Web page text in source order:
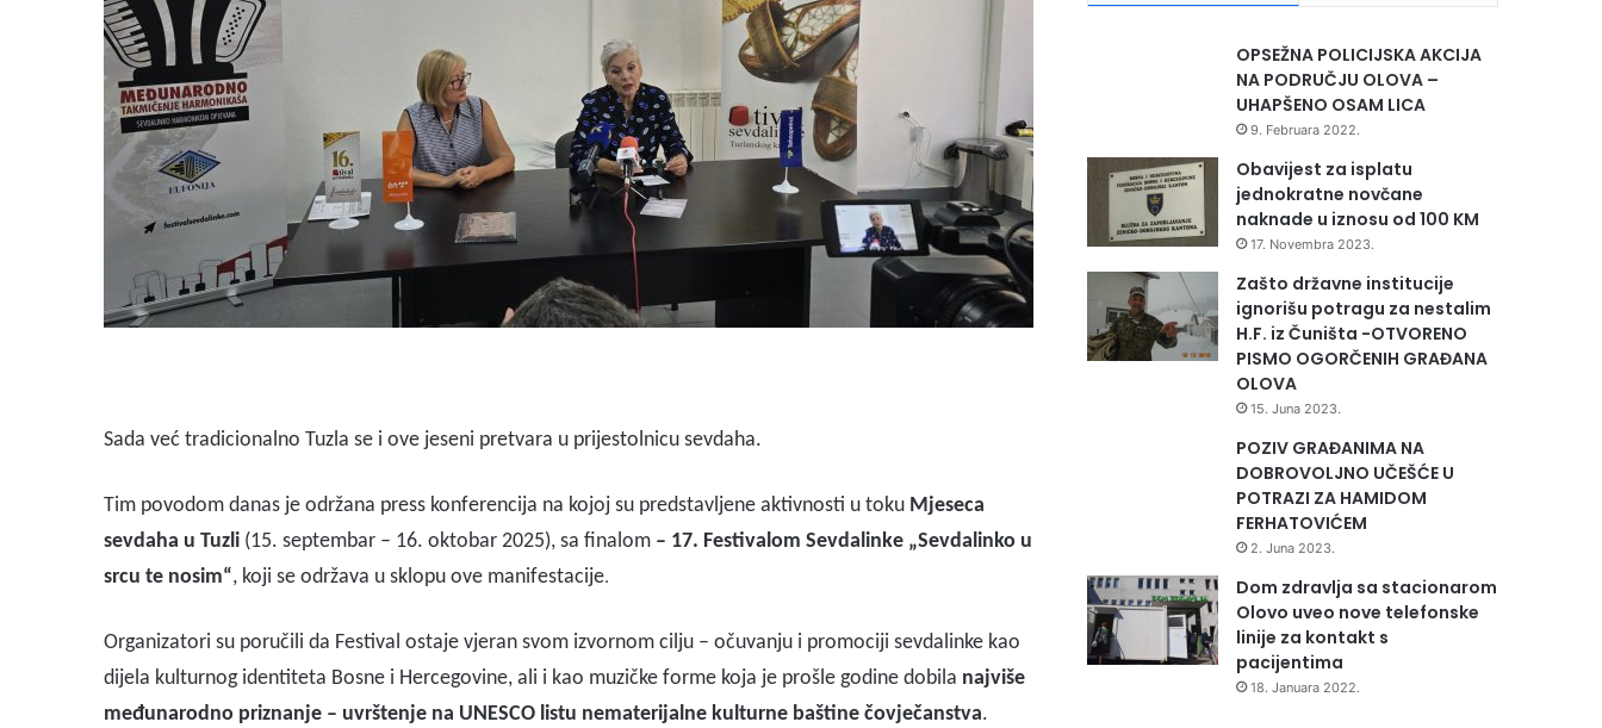
Sada već tradicionalno Tuzla se i ove jeseni pretvara u prijestolnicu sevdaha.
Tim povodom danas je održana press konferencija na kojoj su predstavljene aktivnosti u toku Mjeseca
sevdaha u Tuzli (15. septembar – 16. oktobar 2025), sa finalom – 17. Festivalom Sevdalinke „Sevdalinko u
srcu te nosim“, koji se održava u sklopu ove manifestacije.
Organizatori su poručili da Festival ostaje vjeran svom izvornom cilju – očuvanju i promociji sevdalinke kao
dijela kulturnog identiteta Bosne i Hercegovine, ali i kao muzičke forme koja je prošle godine dobila najviše
međunarodno priznanje – uvrštenje na UNESCO listu nematerijalne kulturne baštine čovječanstva.
OPSEŽNA POLICIJSKA AKCIJA
NA PODRUČJU OLOVA –
UHAPŠENO OSAM LICA
9. Februara 2022.
Obavijest za isplatu
jednokratne novčane
naknade u iznosu od 100 KM
17. Novembra 2023.
Zašto državne institucije
ignorišu potragu za nestalim
H.F. iz Čuništa -OTVORENO
PISMO OGORČENIH GRAĐANA
OLOVA
15. Juna 2023.
POZIV GRAĐANIMA NA
DOBROVOLJNO UČEŠĆE U
POTRAZI ZA HAMIDOM
FERHATOVIĆEM
2. Juna 2023.
Dom zdravlja sa stacionarom
Olovo uveo nove telefonske
linije za kontakt s
pacijentima
18. Januara 2022.